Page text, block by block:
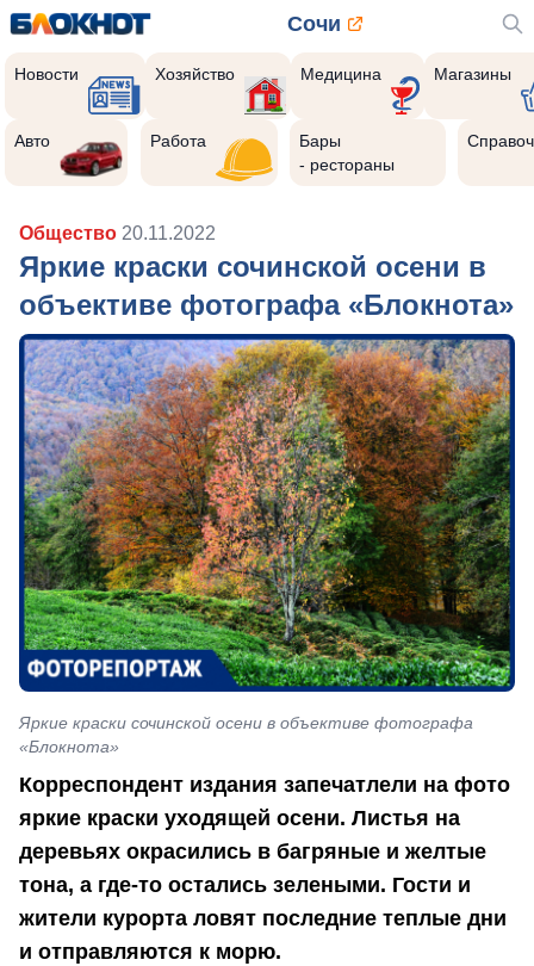
Сочи
Новости Хозяйство Медицина Магазины
Авто Работа
Бары
- рестораны
Общество 20.11.2022
Яркие краски сочинской осени в
объективе фотографа «Блокнота»
Яркие краски сочинской осени в объективе фотографа
«Блокнота»
Корреспондент издания запечатлели на фото
яркие краски уходящей осени. Листья на
деревьях окрасились в багряные и желтые
тона, а где-то остались зелеными. Гости и
жители курорта ловят последние теплые дни
и отправляются к морю.